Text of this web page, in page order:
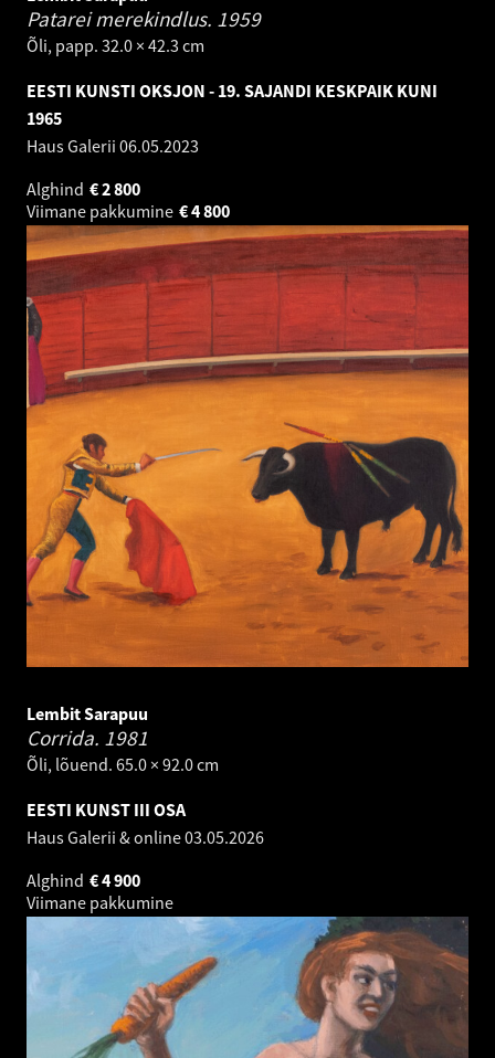
Patarei merekindlus. 1959
Õli, papp. 32.0 × 42.3 cm
EESTI KUNSTI OKSJON - 19. SAJANDI KESKPAIK KUNI
1965
Haus Galerii 06.05.2023
Alghind
2 800
€
Viimane pakkumine
4 800
€
Lembit Sarapuu
Corrida. 1981
Õli, lõuend. 65.0 × 92.0 cm
EESTI KUNST III OSA
Haus Galerii & online03.05.2026
Alghind
4 900
€
Viimane pakkumine